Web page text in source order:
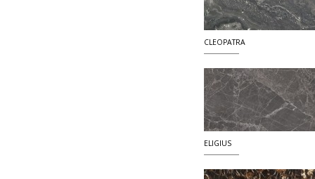
CLEOPATRA
ELIGIUS